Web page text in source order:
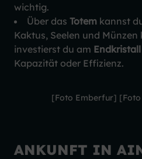
wichtig.
Über dasTotem kannst
Kaktus, Seelen und Münzen
investierst du am Endkristall
Kapazität oder Effizienz.
[Foto Emberfur] [Foto
ANKUNFT IN